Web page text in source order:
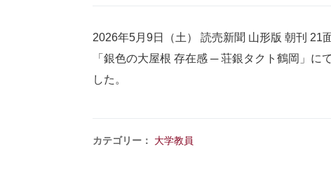
2026年5月9日（土） 読売新聞 山形版 朝刊 21
「銀色の大屋根 存在感 ─ 荘銀タクト鶴岡」
した。
カテゴリー： 大学教員